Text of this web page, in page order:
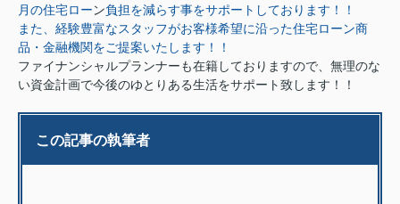
月の住宅ローン負担を減らす事をサポートしております！！
また、経験豊富なスタッフがお客様希望に沿った住宅ローン商
品・金融機関をご提案いたします！！
ファイナンシャルプランナーも在籍しておりますので、無理のな
い資金計画で今後のゆとりある生活をサポート致します！！
この記事の執筆者